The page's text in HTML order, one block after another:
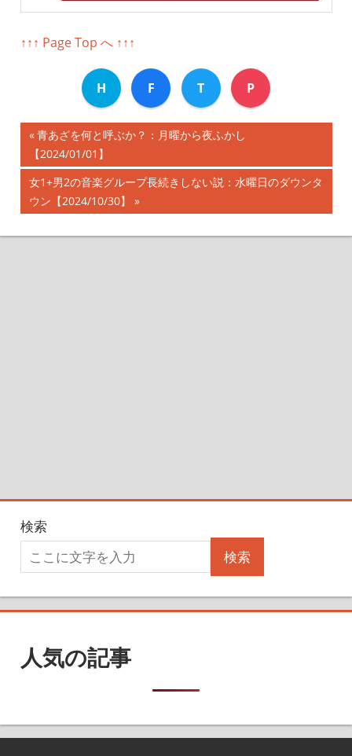
↑↑↑ Page Top へ ↑↑↑
H F T P
投
稿
ナ
ビ
前
の
記
事:
青あざを何と呼ぶか？：月曜から夜ふかし
【2024/01/01】
次
の
事:
女1+男2の音楽グループ長続きしない説：水曜日のダウンタ
ウン【2024/10/30】
検索
検索
人気の記事